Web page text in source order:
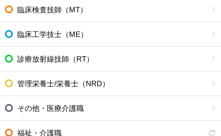
臨床検査技師（MT）
臨床工学技士（ME）
診療放射線技師（RT）
管理栄養士/栄養士（NRD）
その他・医療介護職
福祉・介護職